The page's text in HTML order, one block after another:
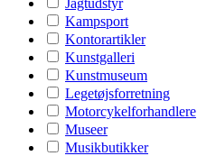
Jagtudstyr
Kampsport
Kontorartikler
Kunstgalleri
Kunstmuseum
Legetøjsforretning
Motorcykelforhandlere
Museer
Musikbutikker